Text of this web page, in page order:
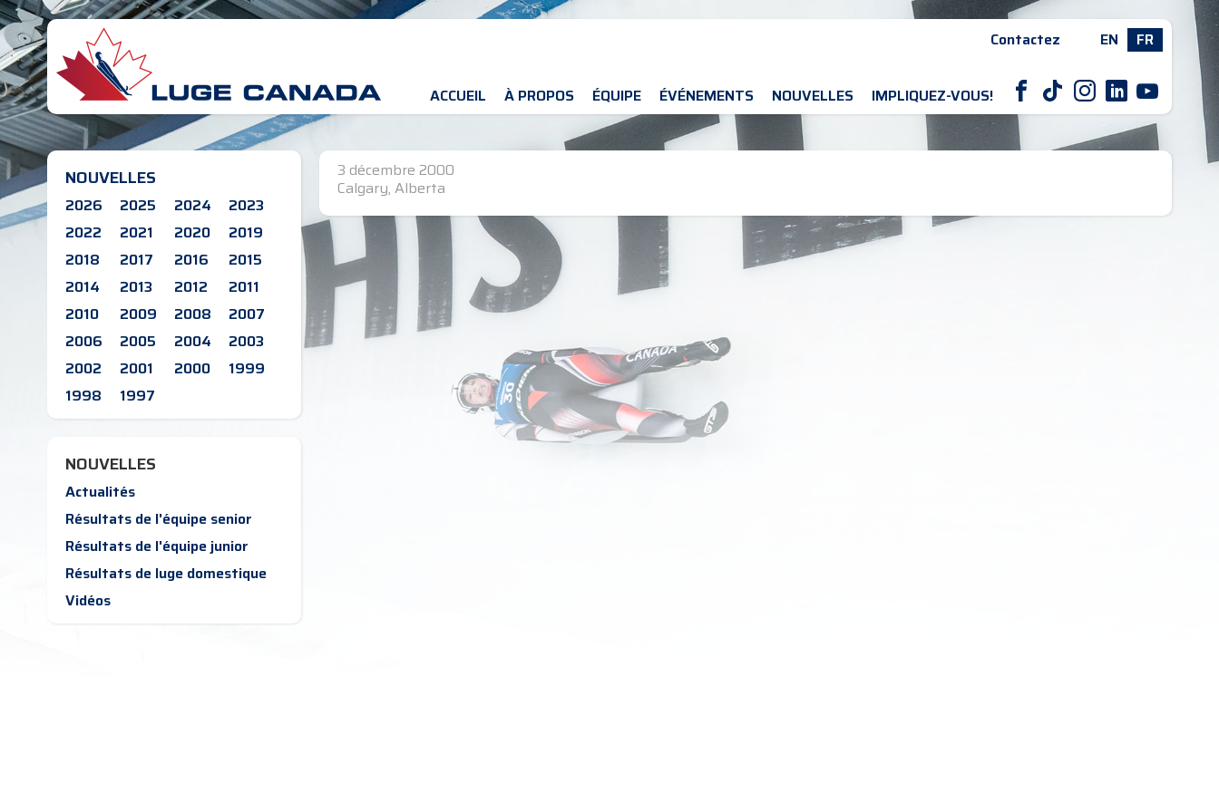
Contactez EN FR
ACCUEIL À PROPOS ÉQUIPE ÉVÉNEMENTS NOUVELLES IMPLIQUEZ-VOUS! F T I L Y
NOUVELLES
2026 2025 2024
2023
2022
2021 2020
2019
2018
2017 2016
2015
2014
2013 2012
2011
2010
2009 2008
2007
2006
2005 2004
2003
2002
2001 2000
1999
1998
1997
NOUVELLES
Actualités
Résultats de l'équipe senior
Résultats de l'équipe junior
Résultats de luge domestique
Vidéos
3 décembre 2000
Calgary, Alberta